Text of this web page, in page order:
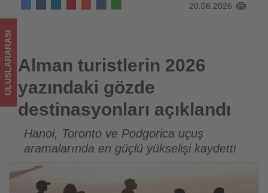
Tourexpi,
sizler
için
turizmde
olup
bitenleri
takip
ediyor!
20.06.2026
Alman turistlerin 2026 yazındaki gözde destinasyonları
açıklandı
ULUSLARARASI Alman turistlerin 2026
yazındaki gözde
destinasyonları açıklandı
Hanoi, Toronto ve Podgorica uçuş
aramalarında en güçlü yükselişi kaydetti